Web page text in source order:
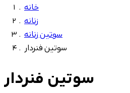
خانه
زنانه
سوتین زنانه
سوتین فنردار
سوتین فنردار